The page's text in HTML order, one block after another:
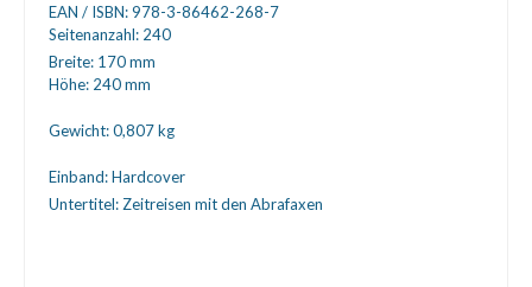
EAN / ISBN:978-3-86462-268-7
Seitenanzahl: 240
Breite: 170 mm
Höhe: 240 mm
Gewicht:0,807 kg
Einband:Hardcover
Untertitel: Zeitreisen mit den Abrafaxen